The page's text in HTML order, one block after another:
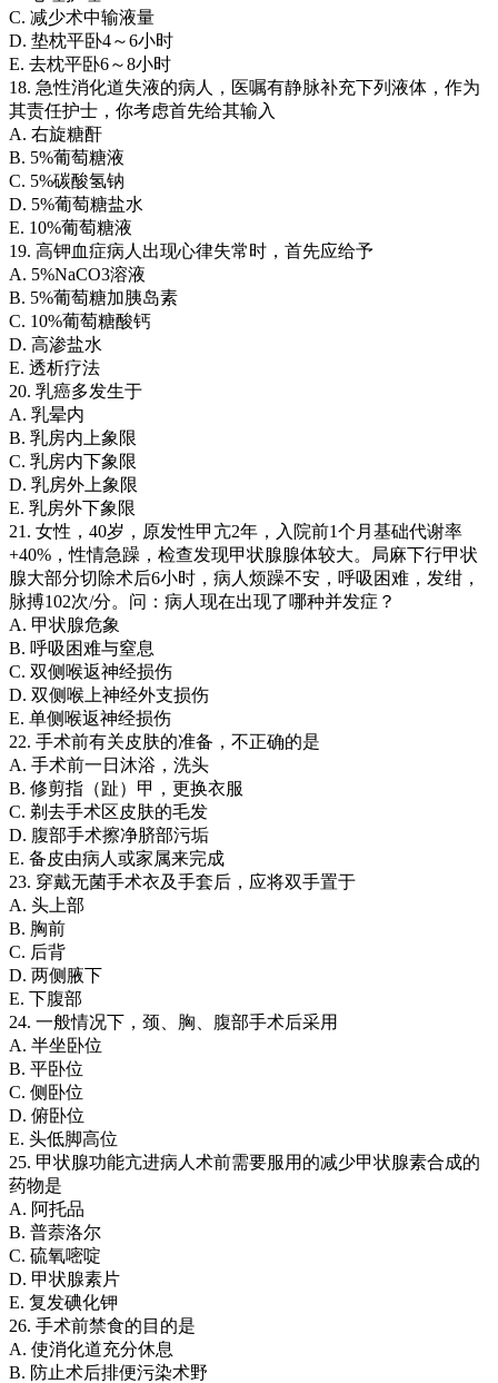
C. 减少术中输液量
D. 垫枕平卧4～6小时
E. 去枕平卧6～8小时
18. 急性消化道失液的病人，医嘱有静脉补充下列液体，作为
其责任护士，你考虑首先给其输入
A. 右旋糖酐
B. 5%葡萄糖液
C. 5%碳酸氢钠
D. 5%葡萄糖盐水
E. 10%葡萄糖液
19. 高钾血症病人出现心律失常时，首先应给予
A. 5%NaCO3溶液
B. 5%葡萄糖加胰岛素
C. 10%葡萄糖酸钙
D. 高渗盐水
E. 透析疗法
20. 乳癌多发生于
A. 乳晕内
B. 乳房内上象限
C. 乳房内下象限
D. 乳房外上象限
E. 乳房外下象限
21. 女性，40岁，原发性甲亢2年，入院前1个月基础代谢率
+40%，性情急躁，检查发现甲状腺腺体较大。局麻下行甲状
腺大部分切除术后6小时，病人烦躁不安，呼吸困难，发绀，
脉搏102次/分。问：病人现在出现了哪种并发症？
A. 甲状腺危象
B. 呼吸困难与窒息
C. 双侧喉返神经损伤
D. 双侧喉上神经外支损伤
E. 单侧喉返神经损伤
22. 手术前有关皮肤的准备，不正确的是
A. 手术前一日沐浴，洗头
B. 修剪指（趾）甲，更换衣服
C. 剃去手术区皮肤的毛发
D. 腹部手术擦净脐部污垢
E. 备皮由病人或家属来完成
23. 穿戴无菌手术衣及手套后，应将双手置于
A. 头上部
B. 胸前
C. 后背
D. 两侧腋下
E. 下腹部
24. 一般情况下，颈、胸、腹部手术后采用
A. 半坐卧位
B. 平卧位
C. 侧卧位
D. 俯卧位
E. 头低脚高位
25. 甲状腺功能亢进病人术前需要服用的减少甲状腺素合成的
药物是
A. 阿托品
B. 普萘洛尔
C. 硫氧嘧啶
D. 甲状腺素片
E. 复发碘化钾
26. 手术前禁食的目的是
A. 使消化道充分休息
B. 防止术后排便污染术野